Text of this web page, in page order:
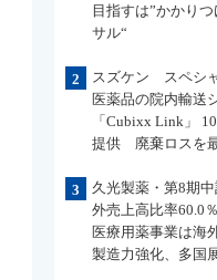
目指すは”かかりつ
サル“
2
スズケン スペシ
医薬品の院内輸送
「Cubixx Link」
提供 廃棄ロスを
3
久光製薬・第8期
外売上高比率60.0
医療用薬事業は海
製造力強化、多国